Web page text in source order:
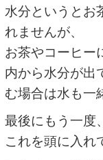
水分というとお
れませんが、
お茶やコーヒー
内から水分が出
む場合は水も一
最後にもう一度
これを頭に入れ